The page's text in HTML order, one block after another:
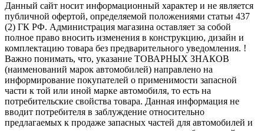
Данный сайт носит информационный характер и не является
публичной офертой, определяемой положениями статьи 437
(2) ГК РФ. Администрация магазина оставляет за собой
полное право вносить изменения в конструкцию, дизайн и
комплектацию товара без предварительного уведомления. !
Важно понимать, что, указание ТОВАРНЫХ ЗНАКОВ
(наименований марок автомобилей) направлено на
информирование покупателей о применимости запасной
части к той или иной марке автомобиля, то есть на
потребительские свойства товара. Данная информация не
вводит потребителя в заблуждение относительно
предлагаемых к продаже запасных частей для автомобилей и